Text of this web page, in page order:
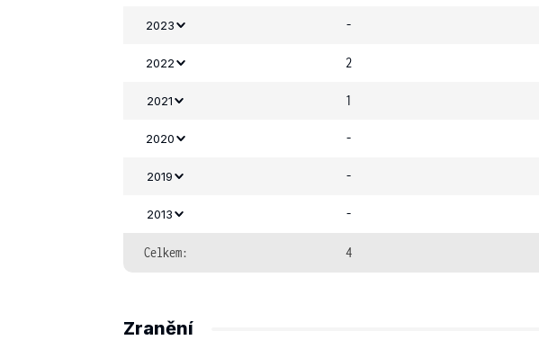
2023 -
2022 2
2021 1
2020 -
2019 -
2013 -
Celkem: 4
Zranění